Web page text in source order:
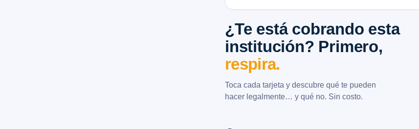
¿Te está cobrando esta
institución? Primero,
respira.
Toca cada tarjeta y descubre qué te pueden
hacer legalmente… y qué no. Sin costo.